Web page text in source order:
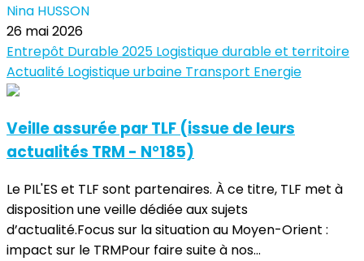
Nina HUSSON
26 mai 2026
Entrepôt Durable 2025 Logistique durable et territoire
Actualité Logistique urbaine Transport Energie
Veille assurée par TLF (issue de leurs
actualités TRM - N°185)
Le PIL'ES et TLF sont partenaires. À ce titre, TLF met à
disposition une veille dédiée aux sujets
d’actualité.Focus sur la situation au Moyen-Orient :
impact sur le TRMPour faire suite à nos...